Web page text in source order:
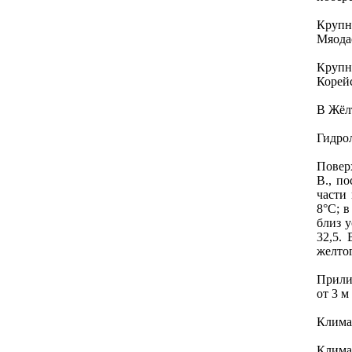
В
В.,
8°С;
близ
32,5.
от 3 м